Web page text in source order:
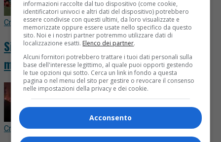
Cronaca10 ore fa
Si accascia durante una partita di calcio,
muore a 35 anni davanti agli amici
Cronaca10 ore fa
informazioni raccolte dal tuo dispositivo (come cookie,
identificatori univoci e altri dati del dispositivo) potrebbero
essere condivise con questi ultimi, da loro visualizzate e
memorizzate oppure essere usate nello specifico da questo
sito. Noi e i nostri partner potremmo utilizzare dati di
localizzazione esatti. Elenco dei partner.
Alcuni fornitori potrebbero trattare i tuoi dati personali sulla
base dell'interesse legittimo, al quale puoi opporti gestendo
le tue opzioni qui sotto. Cerca un link in fondo a questa
pagina o nel menu del sito per gestire o revocare il consenso
nelle impostazioni della privacy e dei cookie.
Acconsento